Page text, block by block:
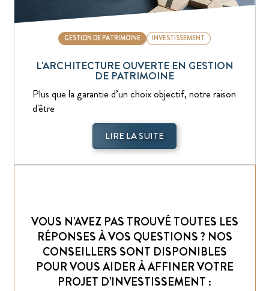
INVESTISSEMENT
GESTION DE PATRIMOINE
L'ARCHITECTURE OUVERTE EN GESTION
DE PATRIMOINE
Plus que la garantie d’un choix objectif, notre raison
d'être
LIRE LA SUITE
VOUS N'AVEZ PAS TROUVÉ TOUTES LES
RÉPONSES À VOS QUESTIONS ? NOS
CONSEILLERS SONT DISPONIBLES
POUR VOUS AIDER À AFFINER VOTRE
PROJET D'INVESTISSEMENT :